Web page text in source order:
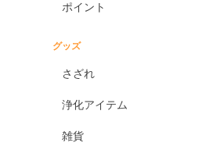
ポイント
グッズ
さざれ
浄化アイテム
雑貨